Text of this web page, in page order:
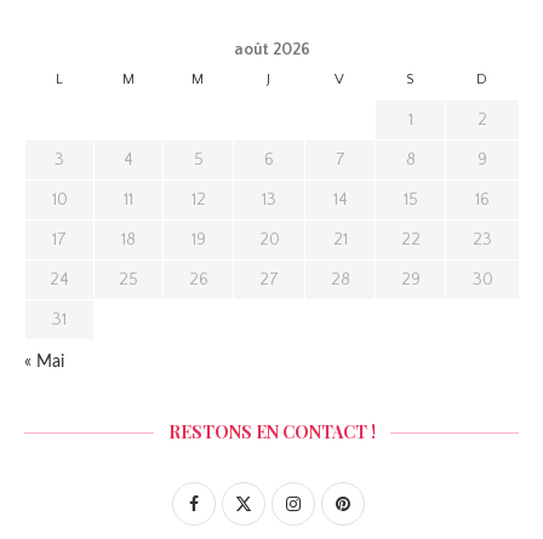
août 2026
L M M V S D
1 2
3 4 5 6 7 8 9
10 11 12 13 14 15 16
17 18 19 20 21 22 23
24 25 26 27 28 29 30
31
« Mai
RESTONS EN CONTACT !